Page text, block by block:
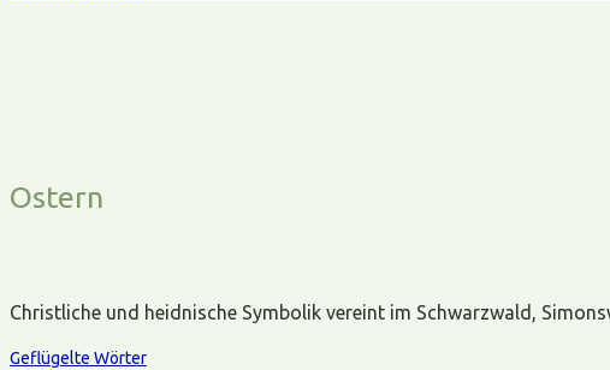
Ostern
Christliche und heidnische Symbolik vereint im Schwarzwald,
Geflügelte Wörter